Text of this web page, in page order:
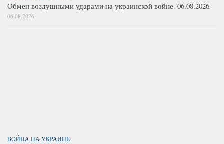
Обмен воздушными ударами на украинской войне. 06.08.2026
06.08.2026
ВОЙНА НА УКРАИНЕ